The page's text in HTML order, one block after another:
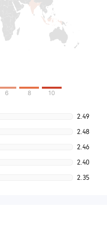
6 8 10
2.49
2.48
2.46
2.40
2.35